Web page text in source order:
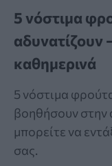
5 νόστιμα
αδυνατίζουν
καθημερινά
5 νόστιμα
βοηθήσουν στην
μπορείτε να
σας.